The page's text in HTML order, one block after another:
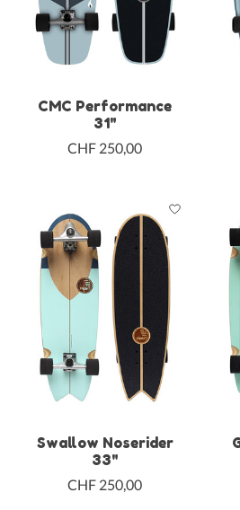
CMC Performance
31"
CHF 250,00
Swallow Noserider
33"
CHF 250,00